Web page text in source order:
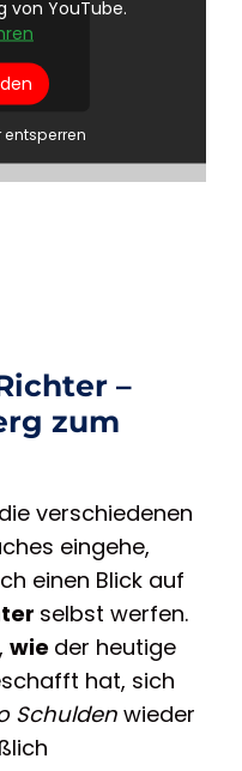
von YouTube.
entsperren
–
zum
verschiedenen
eingehe,
einen Blick auf
selbst werfen.
wie der heutige
hat, sich
Schulden wieder